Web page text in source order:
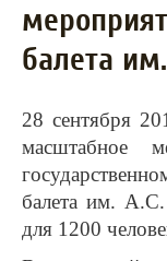
балета
28 сентября
масштабное
балета им.
для 1200